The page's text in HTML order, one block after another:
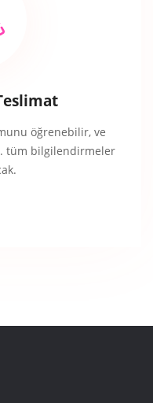
öğrenebilir, ve
tüm bilgilendirmeler